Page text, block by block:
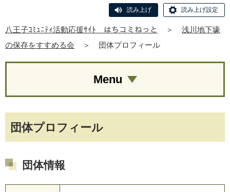
読み上げ 読み上げ設定
八王子ｺﾐｭﾆﾃｨ活動応援ｻｲﾄ はちコミねっと ＞
浅川地下壕
の保存をすすめる会
＞ 団体プロフィール
団体プロフィール
団体情報
Menu